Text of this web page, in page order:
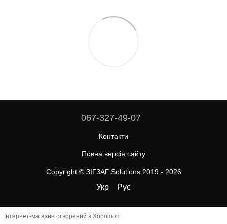
067-327-49-07
Контакти
Повна версія сайту
Copyright © ЗІГЗАГ Solutions 2019 - 2026
Укр Рус
Інтернет-магазин створений з Хорошоп